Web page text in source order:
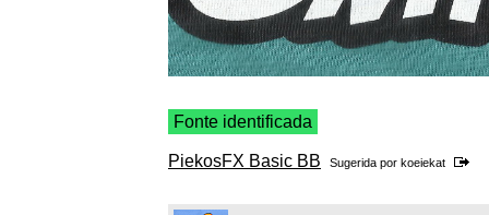
Fonte identificada
PiekosFX Basic BB Sugerida por koeiekat